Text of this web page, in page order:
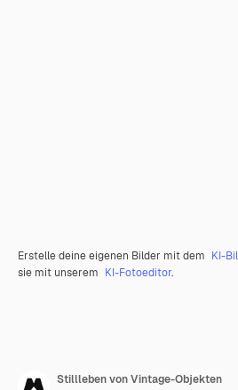
Erstelle deine eigenen Bilder mit dem KI-
sie mit unserem KI-Fotoeditor.
Stillleben von Vintage-Objekten